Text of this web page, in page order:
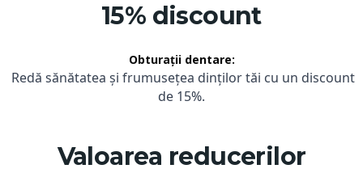
15% discount
Obturații dentare:
Redă sănătatea și frumusețea dinților tăi cu un discount
de 15%.
Valoarea reducerilor